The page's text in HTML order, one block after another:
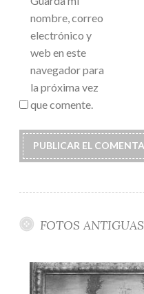
nombre, correo
electrónico y
web en este
navegador para
la próxima vez
que comente.
FOTOS ANTIGUAS